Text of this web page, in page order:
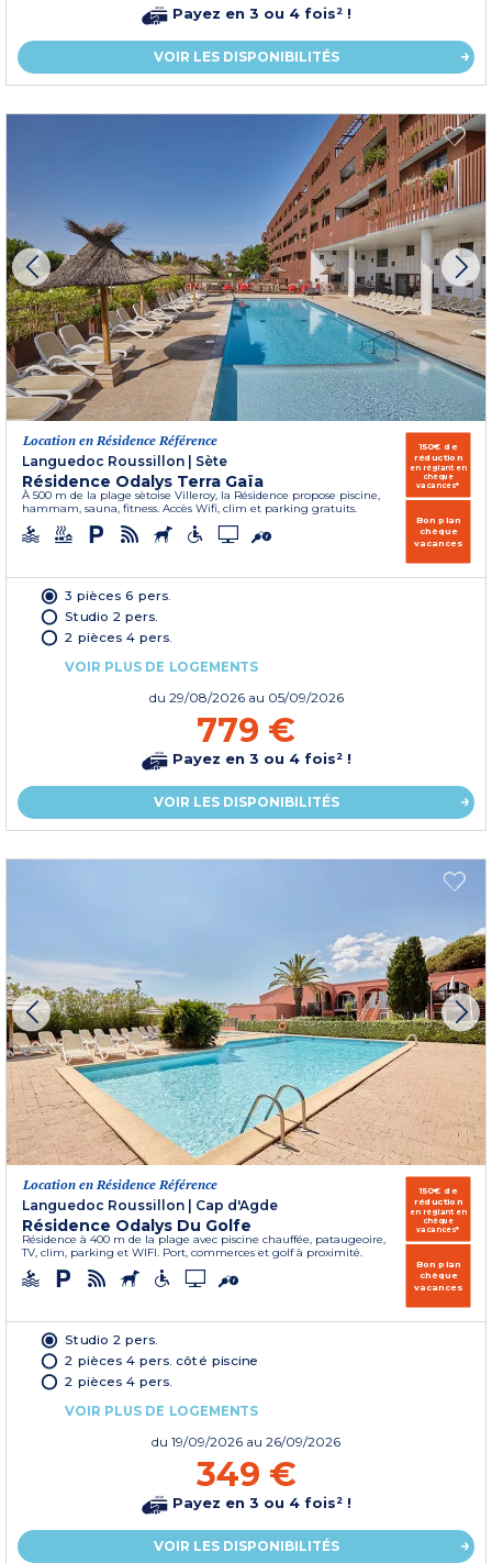
Payez en 3 ou 4 fois² !
VOIR LES DISPONIBILITÉS
Location en Résidence Référence
Languedoc Roussillon | Sète
Résidence Odalys Terra Gaïa
À 500 m de la plage sètoise Villeroy, la Résidence propose piscine,
hammam, sauna, fitness. Accès Wifi, clim et parking gratuits.
150€ de
réduction
en réglant en
chèque
vacances*
Bon plan
chèque
vacances
3 pièces 6 pers.
Studio 2 pers.
2 pièces 4 pers.
VOIR PLUS DE LOGEMENTS
du 29/08/2026 au 05/09/2026
779 €
Payez en 3 ou 4 fois² !
VOIR LES DISPONIBILITÉS
Location en Résidence Référence
Languedoc Roussillon | Cap d'Agde
Résidence Odalys Du Golfe
Résidence à 400 m de la plage avec piscine chauffée, pataugeoire,
TV, clim, parking et WIFI. Port, commerces et golf à proximité.
150€ de
réduction
en réglant en
chèque
vacances*
Bon plan
chèque
vacances
Studio 2 pers.
2 pièces 4 pers. côté piscine
2 pièces 4 pers.
VOIR PLUS DE LOGEMENTS
du 19/09/2026 au 26/09/2026
349 €
Payez en 3 ou 4 fois² !
VOIR LES DISPONIBILITÉS